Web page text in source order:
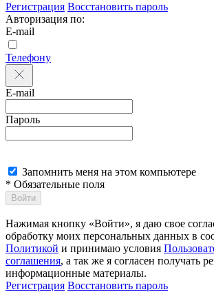
Регистрация Восстановить пароль
Авторизация по:
E-mail
Телефону
E-mail
Пароль
Запомнить меня на этом компьютере
* Обязательные поля
Войти
Нажимая кнопку «Войти», я даю свое
обработку моих персональных данных в
Политикой и принимаю условия
соглашения, а так же я согласен получать
информационные материалы.
Регистрация Восстановить пароль